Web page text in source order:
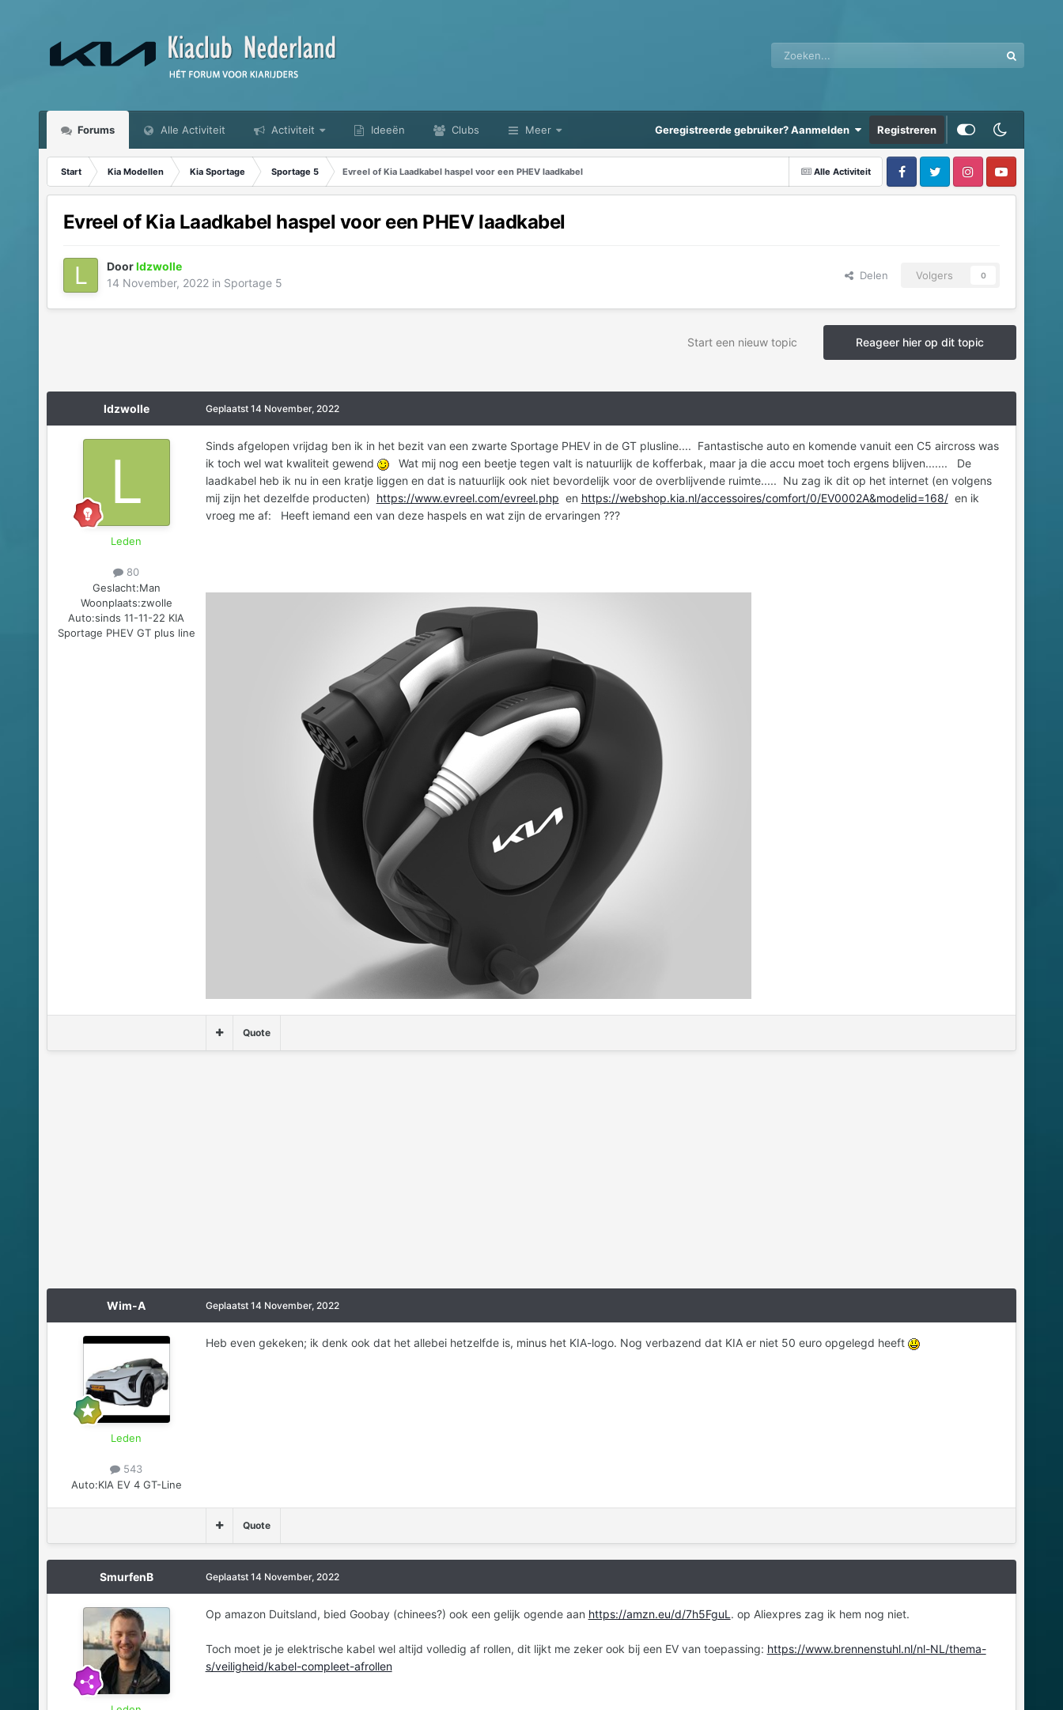
Forums Alle Activiteit Activiteit Ideeën Clubs Meer Geregistreerde gebruiker? Aanmelden Registreren
Alle Activiteit
Start Kia Modellen Kia Sportage Sportage 5 Evreel of Kia Laadkabel haspel voor een PHEV laadkabel
Evreel of Kia Laadkabel haspel voor een PHEV laadkabel
Doorldzwolle
14 November, 2022in Sportage 5
Delen Volgers 0
Reageer hier op dit topic
Start een nieuw topic
ldzwolle
Leden
80
Geslacht:Man
Woonplaats:zwolle
Auto:sinds 11-11-22 KIA
Sportage PHEV GT plus line
Geplaatst 14 November, 2022
Sinds afgelopen vrijdag ben ik in het bezit van een zwarte Sportage PHEV in de GT plusline.... Fantastische auto en komende vanuit een C5 aircross was
ik toch wel wat kwaliteit gewend
Wat mij nog een beetje tegen valt is natuurlijk de kofferbak, maar ja die accu moet toch ergens blijven....... De
laadkabel heb ik nu in een kratje liggen en dat is natuurlijk ook niet bevordelijk voor de overblijvende ruimte..... Nu zag ik dit op het internet (en volgens
mij zijn het dezelfde producten) https://www.evreel.com/evreel.php en https://webshop.kia.nl/accessoires/comfort/0/EV0002A&modelid=168/en ik
vroeg me af: Heeft iemand een van deze haspels en wat zijn de ervaringen ???
Quote
Wim-A
Leden
543
Auto:KIA EV 4 GT-Line
Geplaatst 14 November, 2022
Heb even gekeken; ik denk ook dat het allebei hetzelfde is, minus het KIA-logo. Nog verbazend dat KIA er niet 50 euro opgelegd heeft
Quote
SmurfenB Geplaatst 14 November, 2022
Op amazon Duitsland, bied Goobay (chinees?) ook een gelijk ogende aan https://amzn.eu/d/7h5FguL . op Aliexpres zag ik hem nog niet.
Toch moet je je elektrische kabel wel altijd volledig af rollen, dit lijkt me zeker ook bij een EV van toepassing: https://www.brennenstuhl.nl/nl-NL/thema-
s/veiligheid/kabel-compleet-afrollen